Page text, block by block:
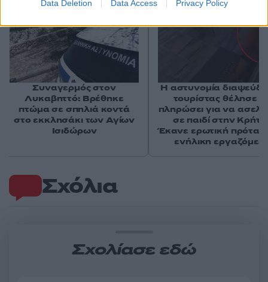
Data Deletion Data Access Privacy Policy
Σχόλια
Σχολίασε εδώ
Συναγερμός στον
Λυκαβηττό: Βρέθηκε
πτώμα σε σπηλιά κοντά
στο εκκλησάκι των Αγίων
Ισιδώρων
Η αστυνομία
τουρίστας θέλησε
πληρώσει για να
σε παιδί στην
Έκανε ερωτική
ενήλικη